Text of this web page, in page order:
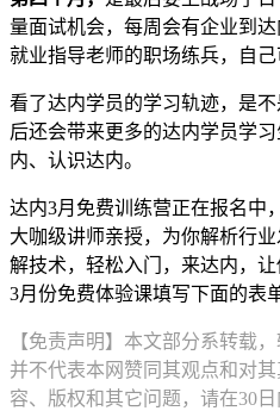
量面试机会，每周会有企业到
就业指导老师的职场练兵，自己
看了达内学员的学习轨迹，是
后还会带来更多的达内学员学
内、认识达内。
达内3月免费训练营正在报名中
大咖级讲师亲授，为你解析行
解技术，轻松入门，来达内，
3月份免费体验课填写下面的表
【免责声明】本文部分系转载
并不代表本网赞同其观点和对
容、版权和其它问题，请在30